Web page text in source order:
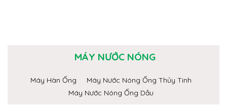
MÁY NƯỚC NÓNG
Máy Hàn Ống
Máy Nước Nóng Ống Thủy Tinh
Máy Nước Nóng Ống Dầu